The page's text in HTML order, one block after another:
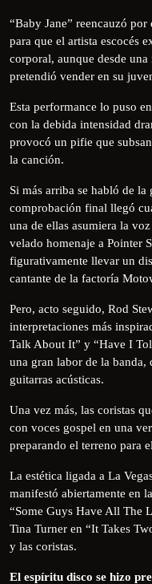
“Baby Jane” reencauzó
para que el artista escocés
corporal, aunque desde
pretendió vender en su
Esta performance lo puso
con la debida intensidad
provocó un pifie que
la canción.
Si más arriba se habló de
comprobación final llegó
una de ellas asumiera la
velado homenaje a Pointer
figurativamente llevar un
cantante de la factoría
Pero, acto seguido, Rod
interpretaciones más
Talk About It” y “Have I
una gran labor de la banda,
guitarras acústicas.
Una vez más, las coristas
con voces gospel en una
preparando el terreno para
La estética ligada a La
manifestó abiertamente en
“Some Guys Have All The
Tina Turner en “It Takes
y las coristas.
El espíritu disco se hizo